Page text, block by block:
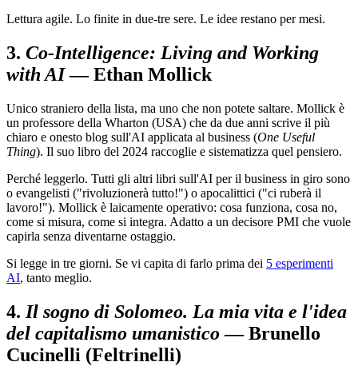
Lettura agile. Lo finite in due-tre sere. Le idee restano per mesi.
3. Co-Intelligence: Living and Working
with AI— Ethan Mollick
Unico straniero della lista, ma uno che non potete saltare. Mollick è
un professore della Wharton (USA) che da due anni scrive il più
chiaro e onesto blog sull'AI applicata al business (One Useful
Thing). Il suo libro del 2024 raccoglie e sistematizza quel pensiero.
Perché leggerlo. Tutti gli altri libri sull'AI per il business in giro sono
o evangelisti ("rivoluzionerà tutto!") o apocalittici ("ci ruberà il
lavoro!"). Mollick è laicamente operativo: cosa funziona, cosa no,
come si misura, come si integra. Adatto a un decisore PMI che vuole
capirla senza diventarne ostaggio.
Si legge in tre giorni. Se vi capita di farlo prima dei 5 esperimenti
AI, tanto meglio.
4. Il sogno di Solomeo. La mia vita e l'idea
del capitalismo umanistico— Brunello
Cucinelli (Feltrinelli)